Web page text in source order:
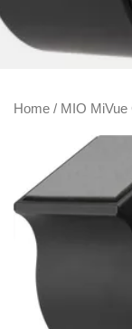
Home / MIO MiVue